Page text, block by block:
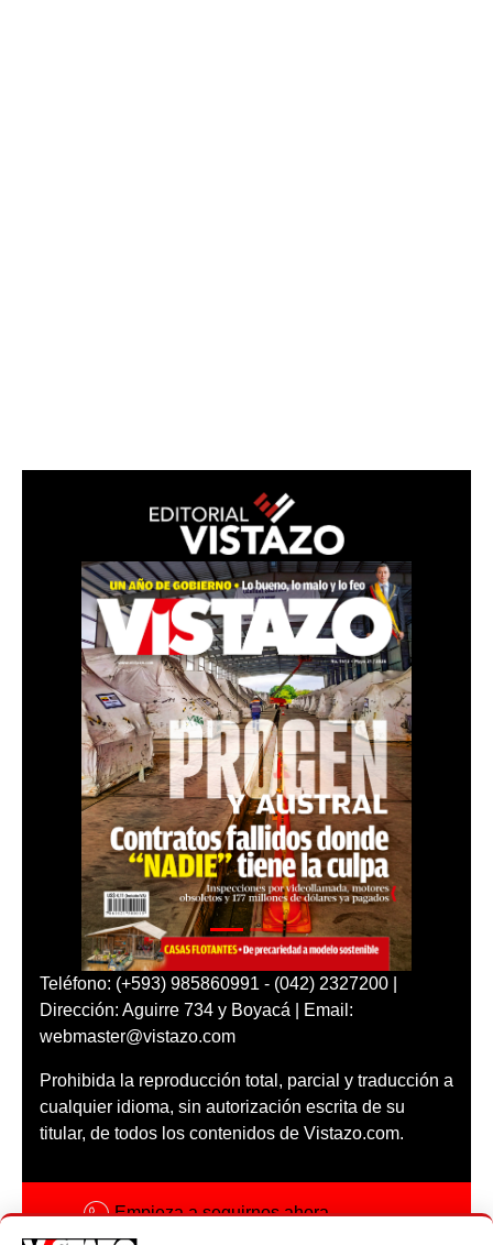
Teléfono: (+593) 985860991 - (042) 2327200 |
Dirección: Aguirre 734 y Boyacá | Email:
webmaster@vistazo.com
Prohibida la reproducción total, parcial y traducción a
cualquier idioma, sin autorización escrita de su
titular, de todos los contenidos de Vistazo.com.
Empieza a seguirnos ahora